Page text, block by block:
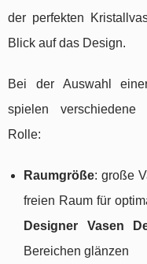
der perfekten
Blick auf das Design.
Bei der Auswahl
spielen verschiedene
Rolle:
Raumgröße: große
freien Raum für
Designer Vasen
Bereichen glänzen